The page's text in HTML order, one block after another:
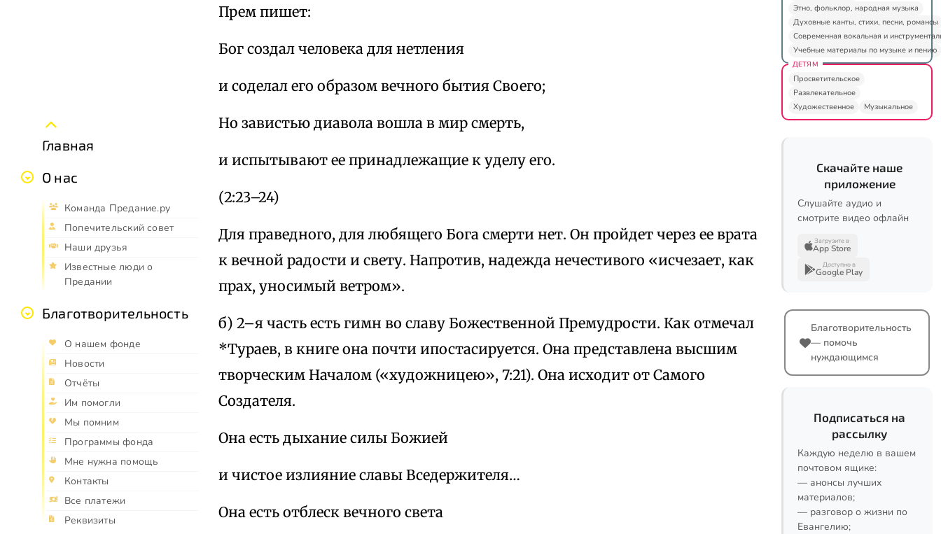
Главная
О нас
Команда Предание.ру
Попечительский совет
Наши друзья
Известные люди о
Предании
Благотворительность
О нашем фонде
Новости
Отчёты
Им помогли
Мы помним
Программы фонда
Мне нужна помощь
Контакты
Все платежи
Реквизиты
Прем пишет:
Бог создал человека для нетления
и соделал его образом вечного бытия Своего;
Но завистью диавола вошла в мир смерть,
и испытывают ее принадлежащие к уделу его.
(2:23–24)
Для праведного, для любящего Бога смерти нет. Он пройдет через ее врата
к вечной радости и свету. Напротив, надежда нечестивого «исчезает, как
прах, уносимый ветром».
б) 2–я часть есть гимн во славу Божественной Премудрости. Как отмечал
*Тураев, в книге она почти ипостасируется. Она представлена высшим
творческим Началом («художницею», 7:21). Она исходит от Самого
Создателя.
Она есть дыхание силы Божией
и чистое излияние славы Вседержителя…
Она есть отблеск вечного света
Этно, фольклор, народная музыка
Духовные канты, стихи, песни, романсы
Современная вокальная и
Учебные материалы по музыке и пению
ДЕТЯМ
Просветительское
Развлекательное
Художественное
Музыкальное
Скачайте наше
приложение
Слушайте аудио и
смотрите видео офлайн
Загрузите в
App Store
Доступно в
Google Play
Благотворительность
— помочь
нуждающимся
Подписаться на
рассылку
Каждую неделю в вашем
почтовом ящике:
— анонсы лучших
материалов;
— разговор о жизни по
Евангелию;